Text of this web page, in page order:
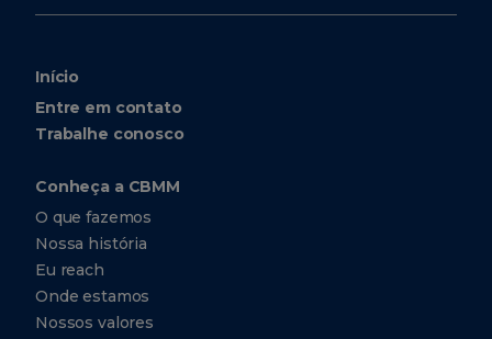
Início
Entre em contato
Trabalhe conosco
Conheça a CBMM
O que fazemos
Nossa história
Eu reach
Onde estamos
Nossos valores